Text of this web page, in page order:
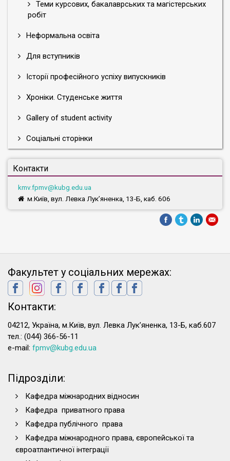
Теми курсових, бакалаврських та магістерських
робіт
Неформальна освіта
Для вступників
Історії професійного успіху випускників
Хроніки. Студенське життя
Gallery of student activity
Соціальні сторінки
Контакти
kmv.fpmv@kubg.edu.ua
м.Київ, вул. Левка Лук’яненка, 13-Б, каб. 606
Факультет у соціальних мережах:
Контакти:
04212, Україна, м.Київ, вул. Левка Лук’яненка, 13-Б, каб.607
тел.: (044) 366-56-11
e-mail: fpmv@kubg.edu.ua
Підрозділи:
Кафедра міжнародних відносин
Кафедра приватного права
Кафедра публічного права
Кафедра міжнародного права, європейської та
євроатлантичної інтеграції